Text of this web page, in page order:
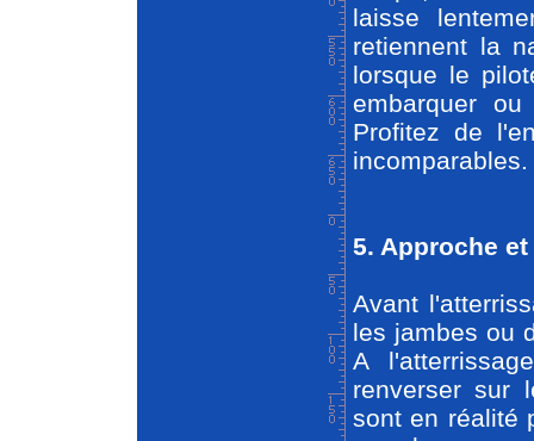
laisse
retiennent la
lorsque le
embarquer
Profitez de
incomparables.
5. Approche
Avant
les jambes ou
A
renverser sur
sont en réalité